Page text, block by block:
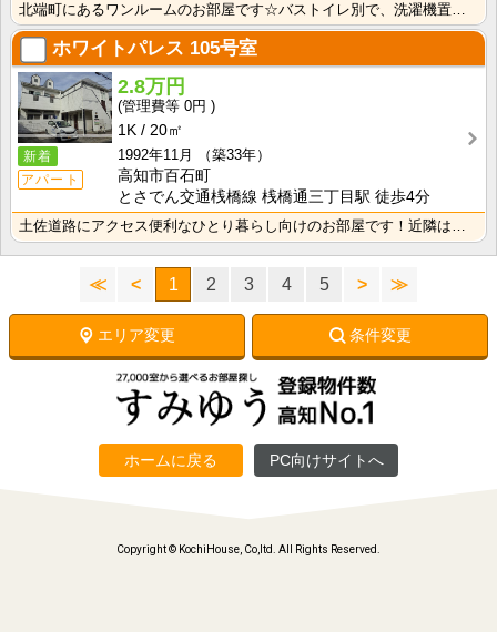
北端町にあるワンルームのお部屋です☆バストイレ別で、洗濯機置き場も室内です♪
ホワイトパレス 105号室
新着
アパート
2.8万円
0円
1K
20㎡
1992年11月
（築33年）
高知市百石町
とさでん交通桟橋線 桟橋通三丁目駅 徒歩4分
土佐道路にアクセス便利なひとり暮らし向けのお部屋です！近隣はスーパーやコンビニの豊富な暮らしやすいエ･･･
≪ < 1 2 3 4 5 > ≫
エリア変更 条件変更
ホームに戻る PC向けサイトへ
Copyright © KochiHouse, Co,ltd. All Rights Reserved.